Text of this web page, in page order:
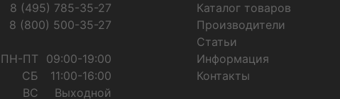
8 (495) 785-35-27
8 (800) 500-35-27
ПН-ПТ
09:00-19:00
СБ
11:00-16:00
ВС
Выходной
Каталог товаров
Производители
Статьи
Информация
Контакты